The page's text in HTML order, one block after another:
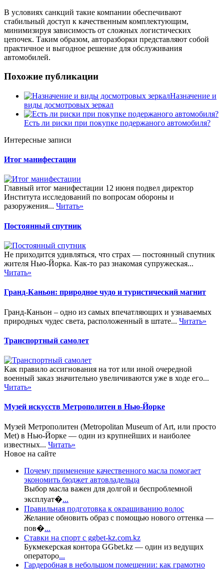
В условиях санкций такие компании обеспечивают
стабильный доступ к качественным комплектующим,
минимизируя зависимость от сложных логистических
цепочек. Таким образом, авторазборки представляют собой
практичное и выгодное решение для обслуживания
автомобилей.
Похожие публикации
Назначение и
виды досмотровых зеркал
Есть ли риски при покупке подержаного автомобиля?
Интересные записи
Итог манифестации
Главный итог манифестации 12 июня подвел директор
Института исследований по вопросам обороны и
разоружения... Читать»
Постоянный спутник
Не приходится удивляться, что страх — постоянный спутник
жителя Нью-Йорка. Как-то раз знакомая супружеская...
Читать»
Гранд-Каньон: природное чудо и туристический магнит
Гранд-Каньон – одно из самых впечатляющих и узнаваемых
природных чудес света, расположенный в штате... Читать»
Транспортный самолет
Как правило ассигнования на тот или иной очередной
военный заказ значительно увеличиваются уже в ходе его...
Читать»
Музей искусств Метрополитен в Нью-Йорке
Музей Метрополитен (Metropolitan Museum of Art, или просто
Met) в Нью-Йорке — один из крупнейших и наиболее
известных... Читать»
Новое на сайте
Почему применение качественного масла помогает
экономить бюджет автовладельца
Выбор масла важен для долгой и беспроблемной
эксплуат�...
Правильная подготовка к окрашиванию волос
Желание обновить образ с помощью нового оттенка —
пов�...
Ставки на спорт с ggbet-kz.com.kz
Букмекерская контора GGbet.kz — один из ведущих
операторо...
Гардеробная в небольшом помещении: как грамотно